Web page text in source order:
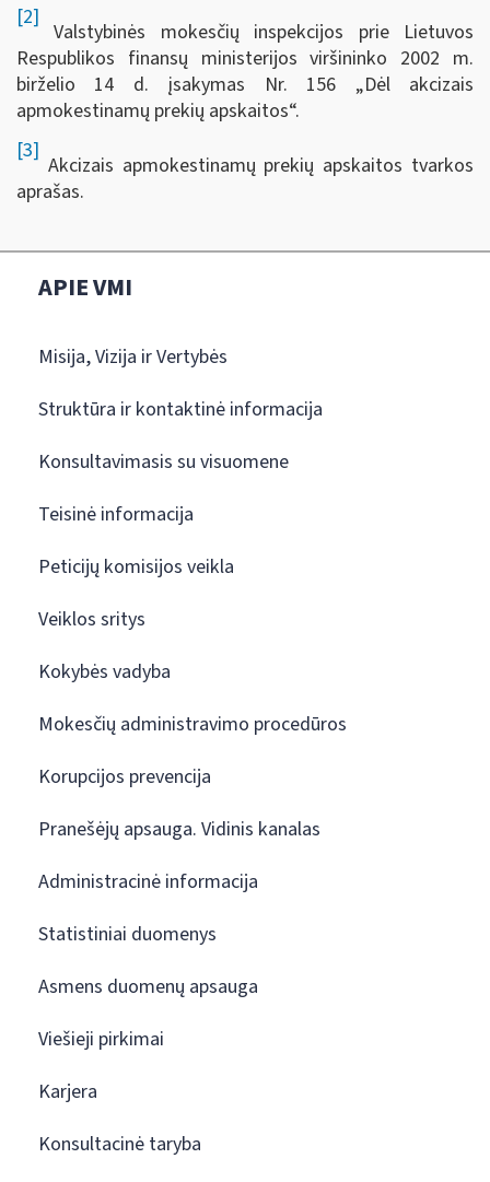
[2]
Valstybinės mokesčių inspekcijos prie Lietuvos
Respublikos finansų ministerijos viršininko 2002 m.
birželio 14 d. įsakymas Nr. 156 „Dėl akcizais
apmokestinamų prekių apskaitos“.
[3]
Akcizais apmokestinamų prekių apskaitos tvarkos
aprašas.
APIE VMI
Misija, Vizija ir Vertybės
Struktūra ir kontaktinė informacija
Konsultavimasis su visuomene
Teisinė informacija
Peticijų komisijos veikla
Veiklos sritys
Kokybės vadyba
Mokesčių administravimo procedūros
Korupcijos prevencija
Pranešėjų apsauga. Vidinis kanalas
Administracinė informacija
Statistiniai duomenys
Asmens duomenų apsauga
Viešieji pirkimai
Karjera
Konsultacinė taryba